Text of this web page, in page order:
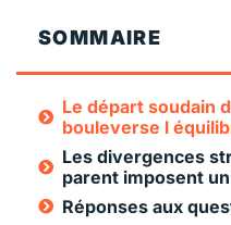
SOMMAIRE
Le départ soudain
bouleverse l
Les divergences
parent imposent
Réponses aux